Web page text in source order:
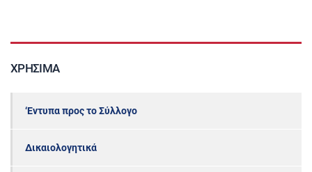
ΧΡΉΣΙΜΑ
‘Εντυπα προς το Σύλλογο
Δικαιολογητικά